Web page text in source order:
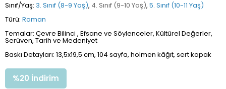
Sınıf/Yaş: 3. Sınıf (8-9 Yaş), 4. Sınıf (9-10 Yaş), 5. Sınıf (10-11 Yaş)
Türü: Roman
Temalar: Çevre Bilinci , Efsane ve Söylenceler, Kültürel Değerler,
Serüven, Tarih ve Medeniyet
Baskı Detayları: 13,5x19,5 cm, 104 sayfa, holmen kâğıt, sert kapak
%20 İndirim